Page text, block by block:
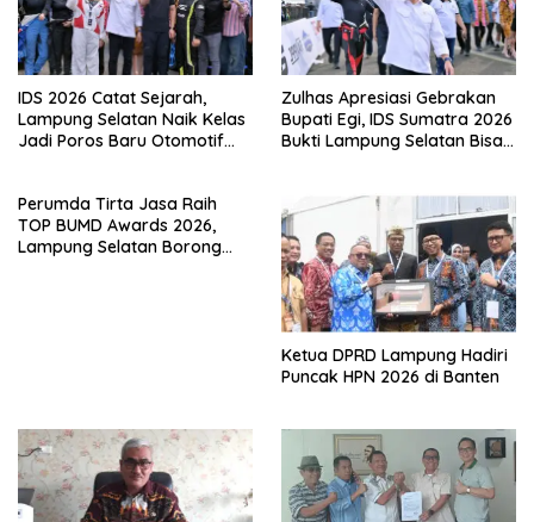
IDS 2026 Catat Sejarah,
Lampung Selatan Naik Kelas
Jadi Poros Baru Otomotif
Zulhas Apresiasi Gebrakan
Bupati Egi, IDS Sumatra 2026
Bukti Lampung Selatan Bisa
Perumda Tirta Jasa Raih
TOP BUMD Awards 2026,
Lampung Selatan Borong
Ketua DPRD Lampung Hadiri
Puncak HPN 2026 di Banten